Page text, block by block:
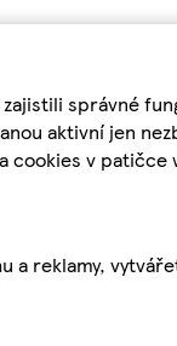
správné
aktivní jen
cookies v patičce
reklamy,